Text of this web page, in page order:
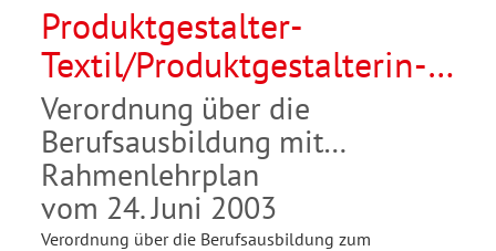
Produktgestalter-
Textil/Produktgestalterin-
Textil
Verordnung über die
Berufsausbildung mit
Rahmenlehrplan
vom 24. Juni 2003
Verordnung über die Berufsausbildung zum